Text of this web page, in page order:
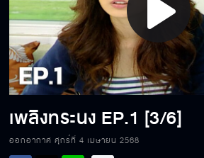
Play
Video
เพลิงทระนง EP.1 [3/6]
ออกอากาศ ศุกร์ที่ 4 เมษายน 2568